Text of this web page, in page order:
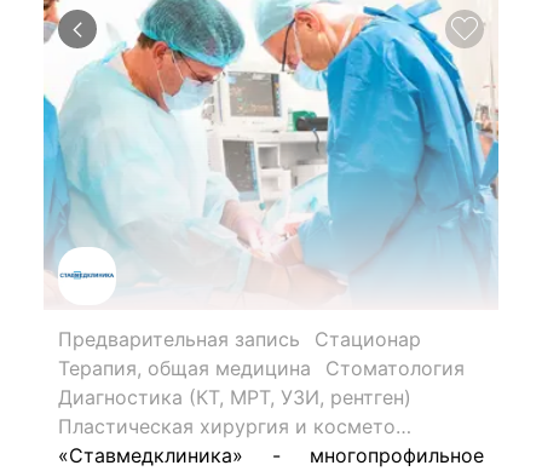
Предварительная запись
Стационар
Терапия, общая медицина
Стоматология
Диагностика (КТ, МРТ, УЗИ, рентген)
Пластическая хирургия и косметология
«Ставмедклиника» - многопрофильное